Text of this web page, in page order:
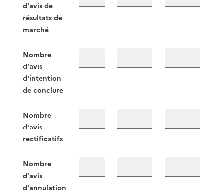
d'avis de
résultats de
marché
Nombre
d'avis
d'intention
de conclure
Nombre
d'avis
rectificatifs
Nombre
d'avis
d'annulation